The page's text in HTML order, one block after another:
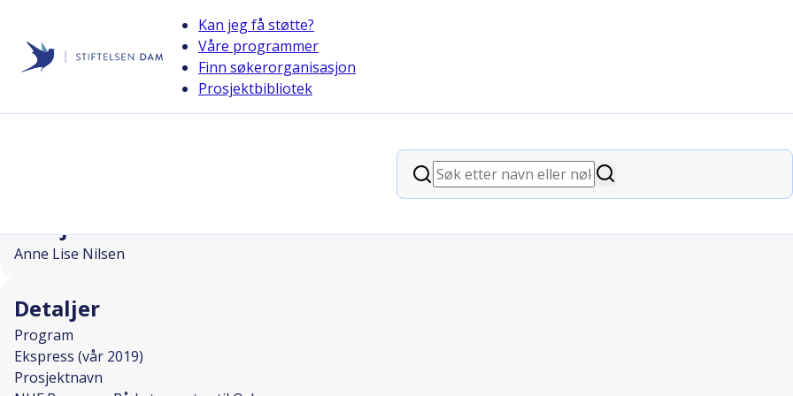
Kan jeg få støtte?
Våre programmer
Finn søkerorganisasjon
Prosjektbibliotek
Søk
Søk
Prosjektleder
Anne Lise Nilsen
Detaljer
Program
Ekspress (vår 2019)
Prosjektnavn